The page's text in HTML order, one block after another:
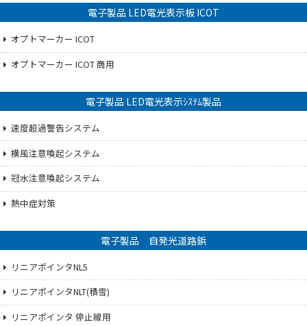
電子製品 LED電光表示板 ICOT
オプトマーカー ICOT
オプトマーカー ICOT 商用
電子製品 LED電光表示ｼｽﾃﾑ製品
速度超過警告システム
横風注意喚起システム
冠水注意喚起システム
熱中症対策
電子製品 自発光道路鋲
リニアポインタNL5
リニアポインタNLT(積雪)
リニアポインタ 停止線用